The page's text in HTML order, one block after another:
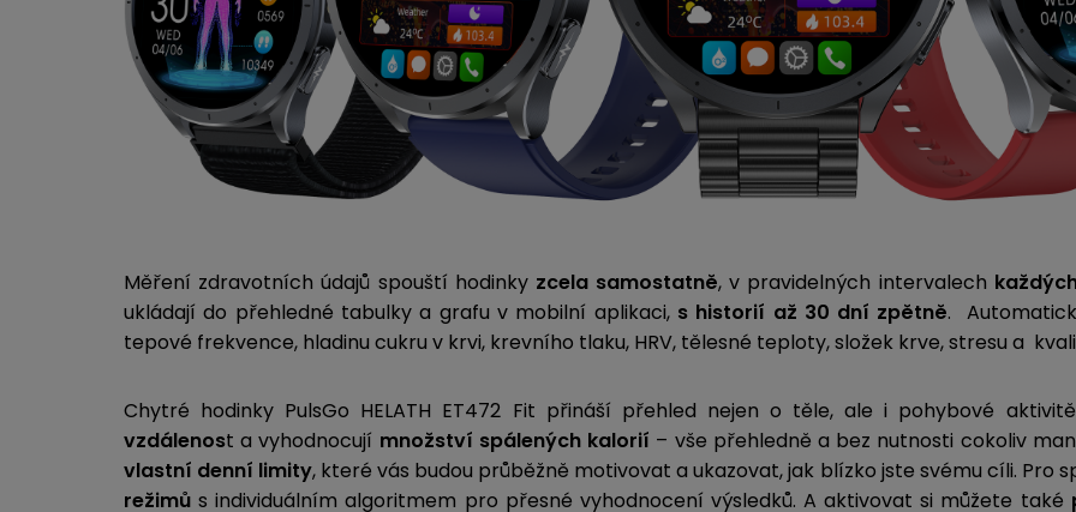
Měření zdravotních údajů spouští hodinky zcela samostatně, v pravidelných intervalech
ukládají do přehledné tabulky a grafu v mobilní aplikaci, s historií až 30 dní zpětně.
tepové frekvence, hladinu cukru v krvi, krevního tlaku, HRV, tělesné teploty, složek krve, stresu a
Chytré hodinky PulsGo HELATH ET472 Fit přináší přehled nejen o těle, ale i pohybové
vzdálenost a vyhodnocují množství spálených kalorií – vše přehledně a bez nutnosti cokoliv
vlastní denní limity, které vás budou průběžně motivovat a ukazovat, jak blízko jste svému cíli. Pro
režimů s individuálním algoritmem pro přesné vyhodnocení výsledků. A aktivovat si můžete také